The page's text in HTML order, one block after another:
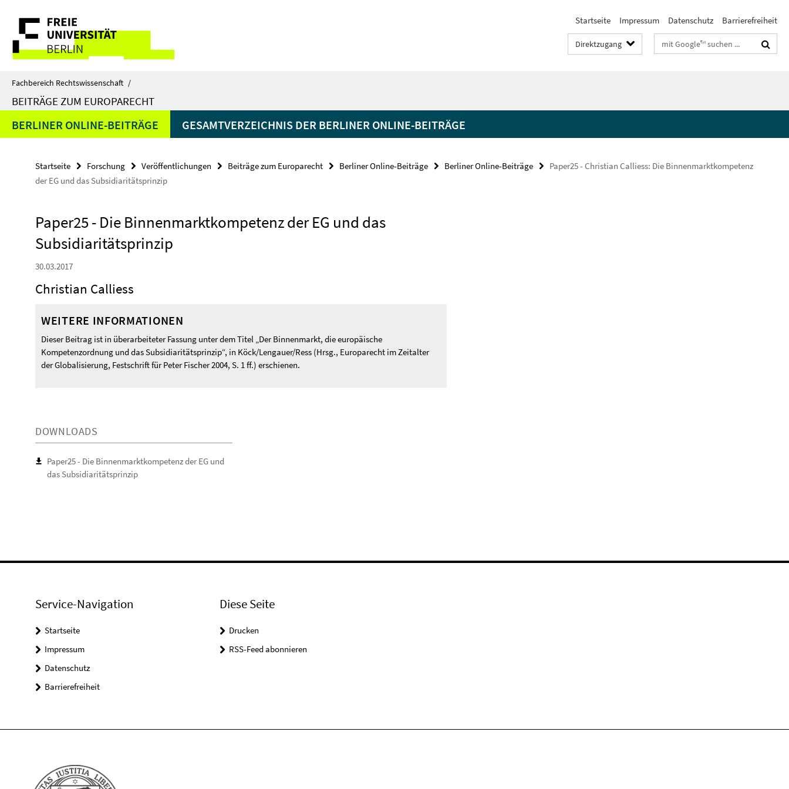
direkt
Inhalt
Service-
Navigation
Startseite Impressum Datenschutz Barrierefreiheit
Direktzugang Suchbegriffe
Fachbereich Rechtswissenschaft /
BEITRÄGE ZUM EUROPARECHT
BERLINER ONLINE-BEITRÄGE GESAMTVERZEICHNIS DER BERLINER ONLINE-BEITRÄGE
Startseite Forschung Veröffentlichungen Beiträge zum Europarecht Berliner Online-Beiträge Berliner Online-Beiträge
Paper25 - Christian Calliess: Die Binnenmarktkompetenz
der EG und das Subsidiaritätsprinzip
Paper25 - Die Binnenmarktkompetenz der EG und das
Subsidiaritätsprinzip
30.03.2017
Christian Calliess
WEITERE INFORMATIONEN
Dieser Beitrag ist in überarbeiteter Fassung unter dem Titel „Der Binnenmarkt, die europäische
Kompetenzordnung und das Subsidiaritätsprinzip“, in Köck/Lengauer/Ress (Hrsg., Europarecht im Zeitalter
der Globalisierung, Festschrift für Peter Fischer 2004, S. 1 ff.) erschienen.
DOWNLOADS
Paper25 - Die Binnenmarktkompetenz der EG und
das Subsidiaritätsprinzip
Service-Navigation
Startseite
Impressum
Datenschutz
Barrierefreiheit
Diese Seite
Drucken
RSS-Feed abonnieren